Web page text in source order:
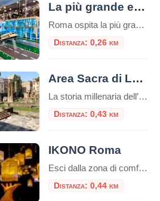
La più grande esposizione europea di mattoncini LEGO®
Roma ospita la più grande esposizione europea di modelli realizzati con i celebri mattoncini LEGO®, un evento unico e spettacolare nel cuore del centro storico, a due passi da Piazza Venezia. Un’esposizione inedita Tutti i modelli in mostra sono inediti e mai presentati prima. Oltre 100 diorami e migliaia di costruzioni, per un totale di […]
Distanza: 0,26 km
Area Sacra di Largo Argentina
La storia millenaria dell’Area Sacra di Largo Argentina, dal 20 giugno, si offre al pubblico con un nuovo percorso che per la prima volta consente di accedere al sito e visitarlo in modo sistematico, leggendone le fasi di vita dall’età repubblicana attraverso l’epoca imperiale e medievale, fino alla riscoperta avvenuta nel secolo scorso con le demolizioni […]
Distanza: 0,43 km
IKONO Roma
Esci dalla zona di comfort e immergiti in un’esperienza unica che non dimenticherai mai! IKONO è la nuova esperienza immersiva a pochi passi dal Pantheon. Un emozionante e indimenticabile percorso di circa un’ora attraverso una serie di atmosfere coinvolgenti che scateneranno la vostra creatività interiore per creare ricordi unici.Durante la visita, interagirai con più di […]
Distanza: 0,44 km